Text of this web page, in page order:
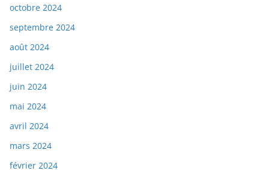
octobre 2024
septembre 2024
août 2024
juillet 2024
juin 2024
mai 2024
avril 2024
mars 2024
février 2024